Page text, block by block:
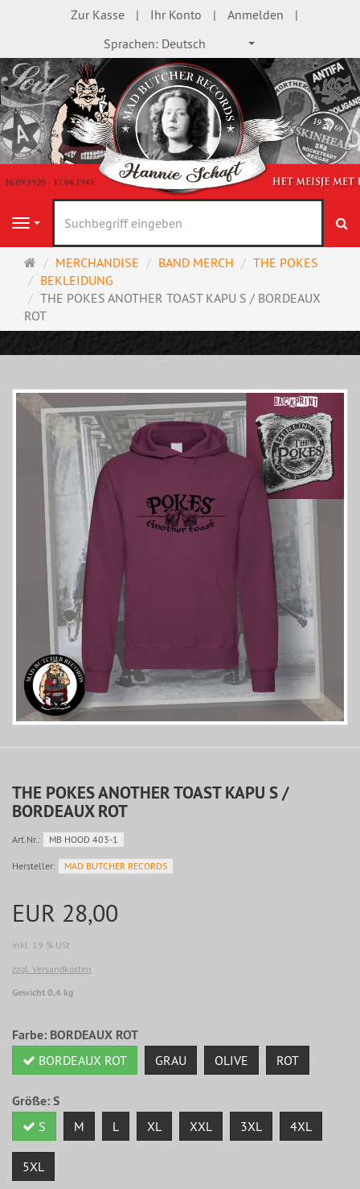
Zur Kasse Ihr Konto
Anmelden
Sprachen: Deutsch
Navigation
Startseite
MERCHANDISE BAND MERCH
THE POKES
BEKLEIDUNG
THE POKES ANOTHER TOAST KAPU S / BORDEAUX
ROT
THE POKES ANOTHER TOAST KAPU S /
BORDEAUX ROT
Art.Nr.: MB HOOD 403-1
Hersteller: MAD BUTCHER RECORDS
EUR 28,00
inkl. 19 % USt
zzgl. Versandkosten
Gewicht 0,4 kg
Farbe: BORDEAUX ROT
BORDEAUX ROT GRAU OLIVE ROT
Größe:S
S M L XL XXL 3XL 4XL
5XL